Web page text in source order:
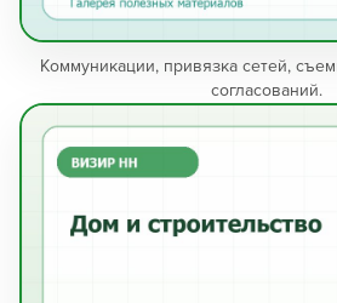
Коммуникации, привязка сетей,
согласований.